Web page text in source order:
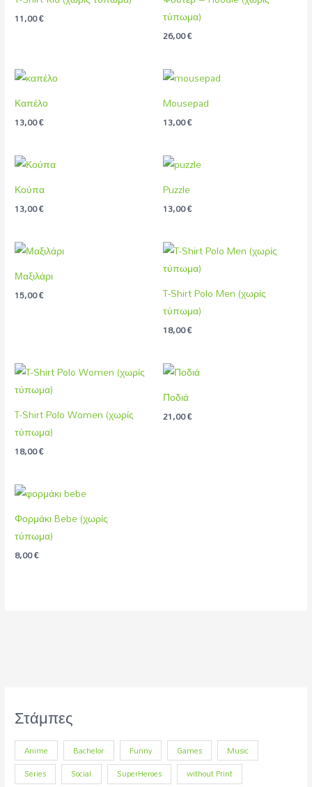
Στάμπες
Anime Bachelor Funny Games
Music
Series
Social SuperHeroes without Print
11,00€
τύπωμα)
26,00€
Καπέλο
13,00€
Mousepad
13,00€
Κούπα
13,00€
Puzzle
13,00€
Μαξιλάρι
15,00€
T-Shirt Polo Men (χωρίς
τύπωμα)
18,00€
T-Shirt Polo Women (χωρίς
τύπωμα)
18,00€
Ποδιά
21,00€
Φορμάκι Bebe (χωρίς
τύπωμα)
8,00€